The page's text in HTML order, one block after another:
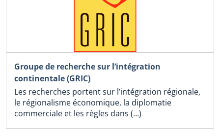
Groupe de recherche sur l’intégration
continentale (GRIC)
Les recherches portent sur l’intégration régionale,
le régionalisme économique, la diplomatie
commerciale et les règles dans (…)